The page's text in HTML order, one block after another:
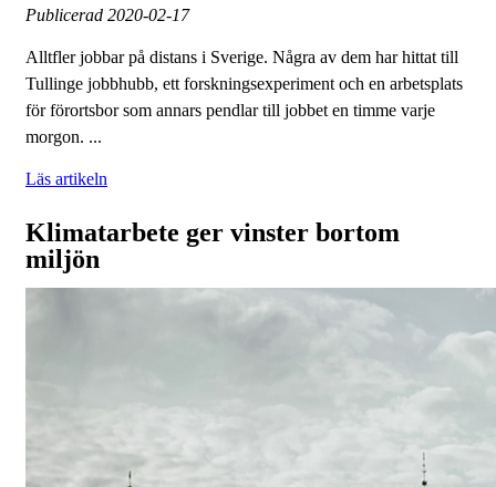
Publicerad 2020-02-17
Alltfler jobbar på distans i Sverige. Några av dem har hittat till
Tullinge jobbhubb, ett forskningsexperiment och en arbetsplats
för förortsbor som annars pendlar till jobbet en timme varje
morgon. ...
Läs artikeln
Klimatarbete ger vinster bortom
miljön